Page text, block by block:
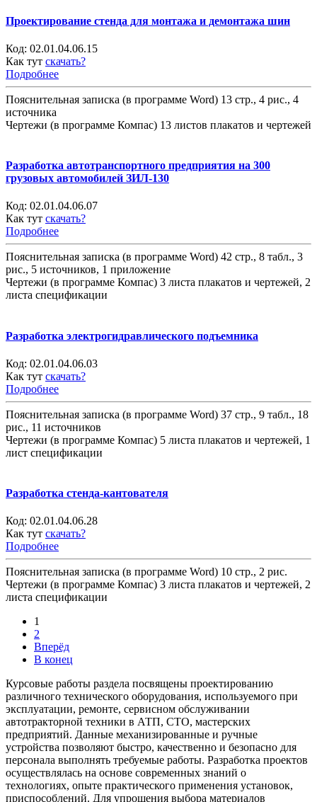
Проектирование стенда для монтажа и демонтажа шин
Код: 02.01.04.06.15
Как тут скачать?
Подробнее
Пояснительная записка (в программе Word) 13 стр., 4 рис., 4
источника
Чертежи (в программе Компас) 13 листов плакатов и чертежей
Разработка автотранспортного предприятия на 300
грузовых автомобилей ЗИЛ-130
Код: 02.01.04.06.07
Как тут скачать?
Подробнее
Пояснительная записка (в программе Word) 42 стр., 8 табл., 3
рис., 5 источников, 1 приложение
Чертежи (в программе Компас) 3 листа плакатов и чертежей, 2
листа спецификации
Разработка электрогидравлического подъемника
Код: 02.01.04.06.03
Как тут скачать?
Подробнее
Пояснительная записка (в программе Word) 37 стр., 9 табл., 18
рис., 11 источников
Чертежи (в программе Компас) 5 листа плакатов и чертежей, 1
лист спецификации
Разработка стенда-кантователя
Код: 02.01.04.06.28
Как тут скачать?
Подробнее
Пояснительная записка (в программе Word) 10 стр., 2 рис.
Чертежи (в программе Компас) 3 листа плакатов и чертежей, 2
листа спецификации
1
2
Вперёд
В конец
Курсовые работы раздела посвящены проектированию
различного технического оборудования, используемого при
эксплуатации, ремонте, сервисном обслуживании
автотракторной техники в АТП, СТО, мастерских
предприятий. Данные механизированные и ручные
устройства позволяют быстро, качественно и безопасно для
персонала выполнять требуемые работы. Разработка проектов
осуществлялась на основе современных знаний о
технологиях, опыте практического применения установок,
приспособлений. Для упрощения выбора материалов